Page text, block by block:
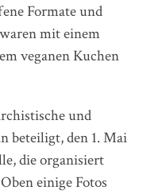
Formate und
mit einem
veganen Kuchen
und
beteiligt, den 1. Mai
die organisiert
einige Fotos